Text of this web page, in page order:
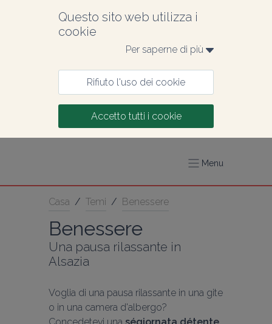
Questo sito web utilizza i
cookie
Per saperne di più
Rifiuto l'uso dei cookie
Accetto tutti i cookie
Menu
Casa / Temi / Benessere
Benessere
Una pausa rilassante in
Alsazia
Voglia di una pausa rilassante in una gite
o in una camera d'albergo?